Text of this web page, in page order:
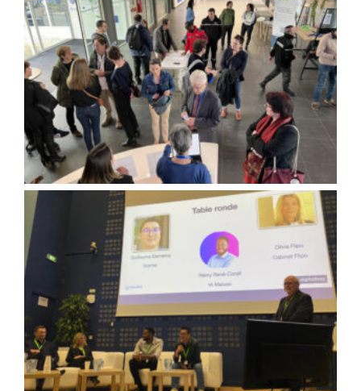
Accueil du public par les bénévoles DigitalBayà Excelia
Table ronde sur les outils de l’IA